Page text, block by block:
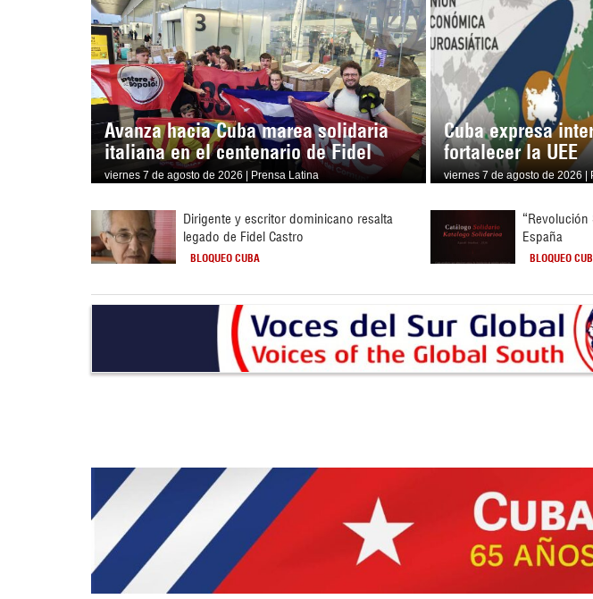
Avanza hacia Cuba marea solidaria
italiana en el centenario de Fidel
viernes 7 de agosto de 2026 | Prensa Latina
Cuba expresa
fortalecer la UEE
viernes 7 de agosto de 2026 |
Dirigente y escritor dominicano resalta
legado de Fidel Castro
BLOQUEO CUBA
España
BLOQUEO